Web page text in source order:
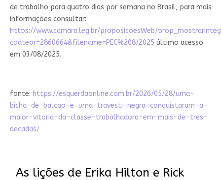
de trabalho para quatro dias por semana no Brasil, para mais
informações consultar:
https://www.camara.leg.br/proposicoesWeb/
codteor=2860664&filename=PEC%208/2025 último acesso
em 03/08/2025.
fonte: https://esquerdaonline.com.br/2026/05/28/uma-
bicha-de-balcao-e-uma-travesti-negra-conquistaram-a-
maior-vitoria-da-classe-trabalhadora-em-mais-de-tres-
decadas/
As lições de Erika Hilton e Rick